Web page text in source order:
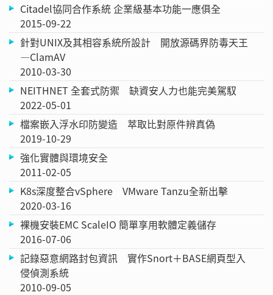
Citadel協同合作系統 企業級基本功能一應俱全
2015-09-22
針對UNIX及其相容系統所設計 開放源碼界防毒天王
—ClamAV
2010-03-30
NEITHNET 全套式防禦 缺資安人力也能完美駕馭
2022-05-01
檔案嵌入浮水印防變造 萃取比對原件辨真偽
2019-10-29
強化實體與環境安全
2011-02-05
K8s深度整合vSphere VMware Tanzu全新出擊
2020-03-16
裸機安裝EMC ScaleIO 簡單享用軟體定義儲存
2016-07-06
記錄惡意網路封包資訊 實作Snort＋BASE網頁型入
侵偵測系統
2010-09-05